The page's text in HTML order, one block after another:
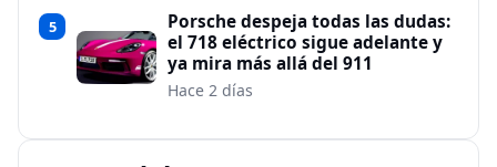
5
Porsche despeja todas las dudas:
el 718 eléctrico sigue adelante y
ya mira más allá del 911
Hace 2 días